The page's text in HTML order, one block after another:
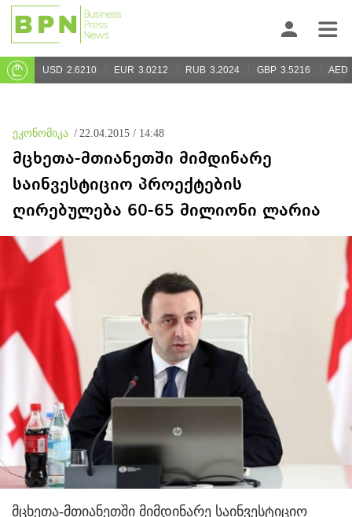
USD 2.6210 EUR 3.0212 RUB 3.2024 GBP 3.5216 AED
ეკონომიკა / 22.04.2015 / 14:48
მცხეთა-მთიანეთში მიმდინარე
საინვესტიციო პროექტების
ღირებულება 60-65 მილიონი ლარია
მცხეთა-მთიანეთში მიმდინარე საინვესტიციო